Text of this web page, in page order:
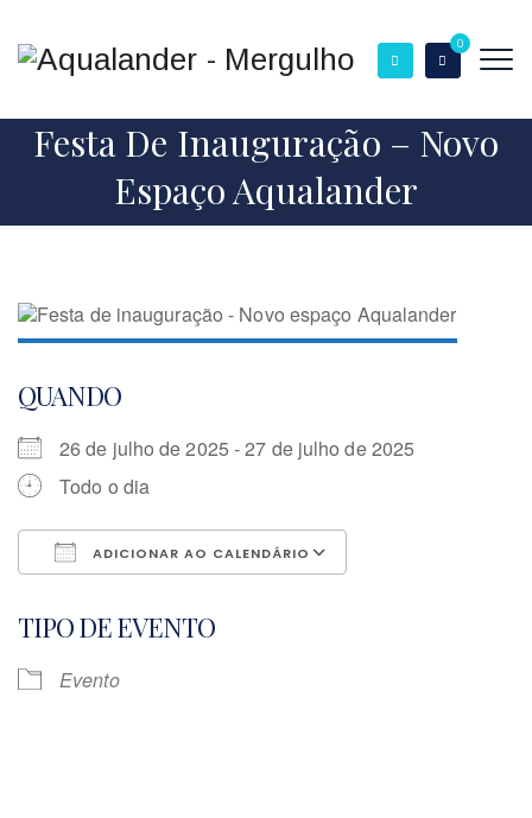
0
Festa De Inauguração – Novo
Espaço Aqualander
QUANDO
26 de julho de 2025 - 27 de julho de 2025
Todo o dia
ADICIONAR AO CALENDÁRIO
TIPO DE EVENTO
Evento